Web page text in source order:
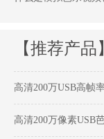
【推荐产品】
高清200万USB高帧
高清200万像素USB